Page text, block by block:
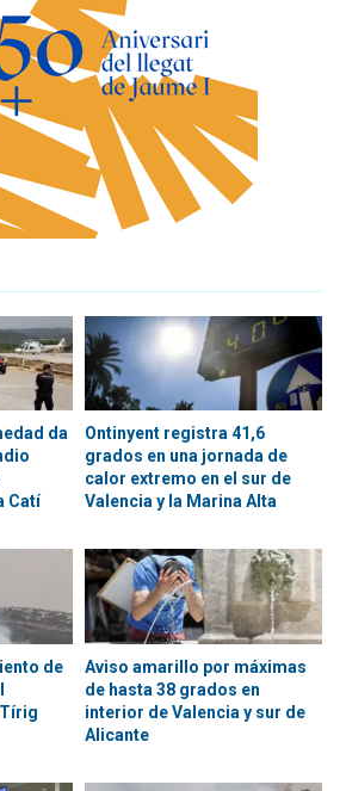
da
Catí
Ontinyent registra 41,6
grados en una jornada de
calor extremo en el sur de
Valencia y la Marina Alta
de
Aviso amarillo por máximas
de hasta 38 grados en
interior de Valencia y sur de
Alicante